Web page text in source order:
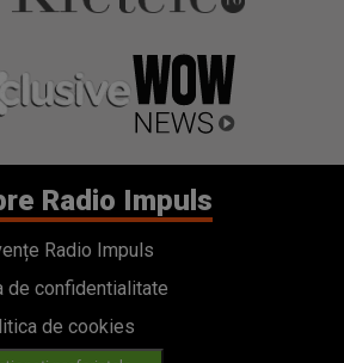
Radio Impuls
Radio Impuls
de confidentialitate
de cookies